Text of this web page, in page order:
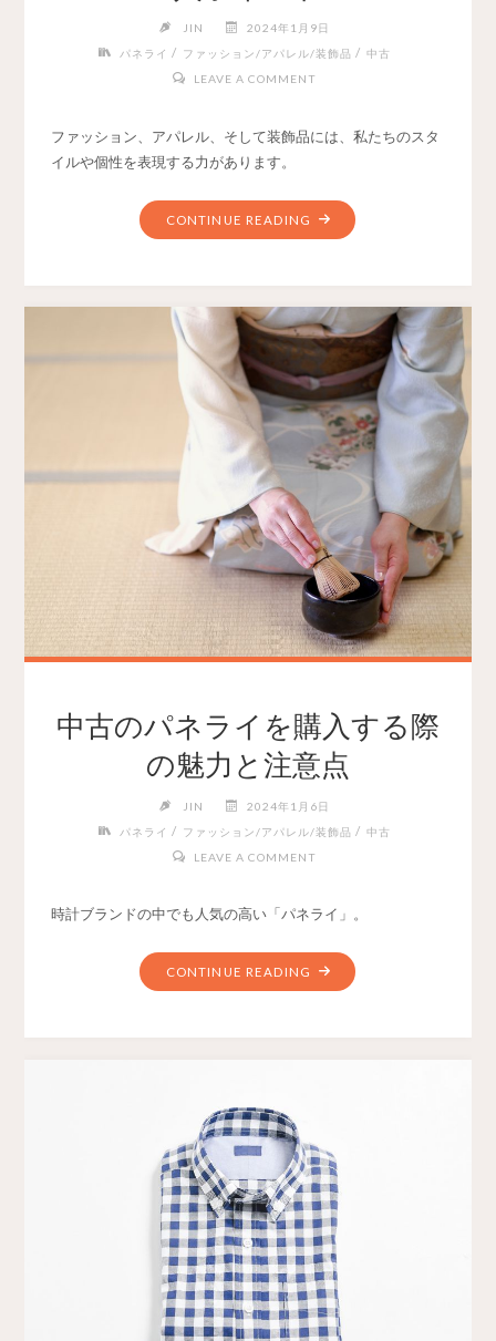
JIN
2024年1月9日
パネライ / ファッション/アパレル/装飾品 / 中古
LEAVE A COMMENT
ファッション、アパレル、そして装飾品には、私たちのスタ
イルや個性を表現する力があります。
CONTINUE READING
中古のパネライを購入する際
の魅力と注意点
JIN
2024年1月6日
パネライ / ファッション/アパレル/装飾品 / 中古
LEAVE A COMMENT
時計ブランドの中でも人気の高い「パネライ」。
CONTINUE READING